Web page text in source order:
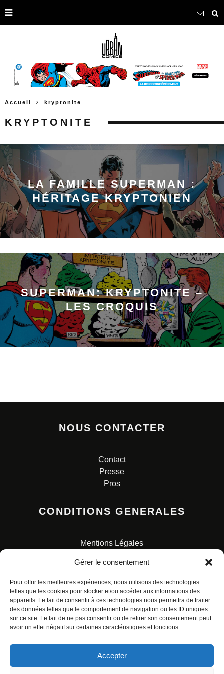
Gérer le consentement
Pour offrir les meilleures expériences, nous utilisons des technologies
telles que les cookies pour stocker et/ou accéder aux informations des
appareils. Le fait de consentir à ces technologies nous permettra de traiter
des données telles que le comportement de navigation ou les ID uniques
sur ce site. Le fait de ne pas consentir ou de retirer son consentement peut
avoir un effet négatif sur certaines caractéristiques et fonctions.
Accepter
Accueil kryptonite
KRYPTONITE
LA FAMILLE SUPERMAN :
HÉRITAGE KRYPTONIEN
SUPERMAN: KRYPTONITE –
LES CROQUIS
NOUS CONTACTER
Contact
Presse
Pros
CONDITIONS GENERALES
Mentions Légales
Charte pour la protection des données personnelles
© ALL RIGHTS RESERVED. URBAN COMICS POUR LES